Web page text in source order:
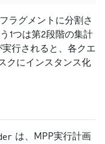
ラグメントに分割さ
1つは第2段階の集計
実行されると、各クエ
クにインスタンス化
は、MPP実行計画